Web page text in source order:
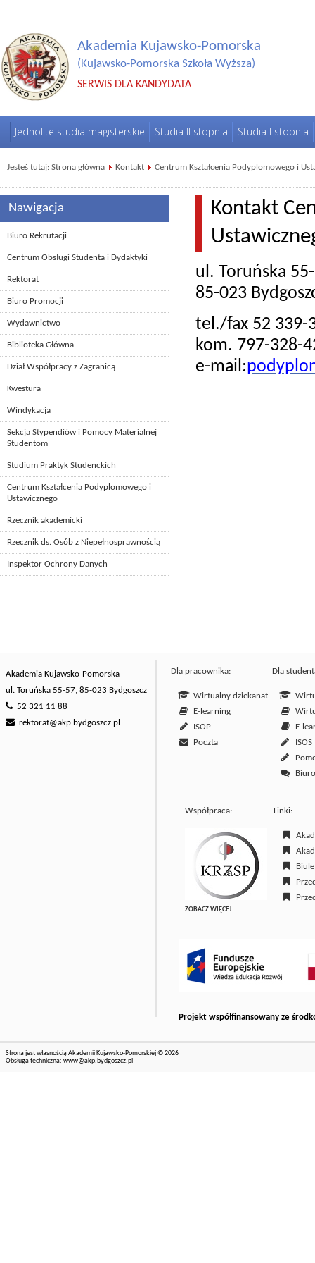
Akademia Kujawsko-Pomorska
(Kujawsko-Pomorska Szkoła Wyższa)
SERWIS DLA KANDYDATA
Jednolite studia magisterskie Studia II stopnia Studia I stopnia
Jesteś tutaj: Strona główna Kontakt Centrum Kształcenia Podyplomowego i
Nawigacja
Biuro Rekrutacji
Centrum Obsługi Studenta i Dydaktyki
Rektorat
Biuro Promocji
Wydawnictwo
Biblioteka Główna
Dział Współpracy z Zagranicą
Kwestura
Windykacja
Sekcja Stypendiów i Pomocy Materialnej
Studentom
Studium Praktyk Studenckich
Centrum Kształcenia Podyplomowego i
Ustawicznego
Rzecznik akademicki
Rzecznik ds. Osób z Niepełnosprawnością
Inspektor Ochrony Danych
Kontakt
ul. Toruńska
85-023
tel./fax 52 339-
kom. 797-328-
e-mail:
Akademia Kujawsko-Pomorska
ul. Toruńska 55-57, 85-023 Bydgoszcz
52 321 11 88
rektorat@akp.bydgoszcz.pl
Dla pracownika:
Wirtualny dziekanat
E-learning
ISOP
Poczta
Dla
E-
ISOS
Współpraca:
ZOBACZ WIĘCEJ...
Linki:
Projekt współfinansowany ze
Strona jest własnością Akademii Kujawsko-Pomorskiej © 2026
Obsługa techniczna: www@akp.bydgoszcz.pl